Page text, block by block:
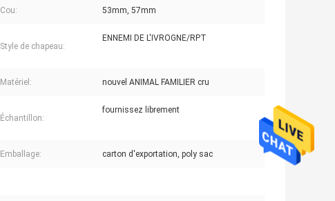
Cou: 53mm, 57mm
Style de chapeau:
ENNEMI DE L'IVROGNE/RPT
Matériel: nouvel ANIMAL FAMILIER cru
Échantillon:
fournissez librement
Emballage: carton d'exportation, poly sac